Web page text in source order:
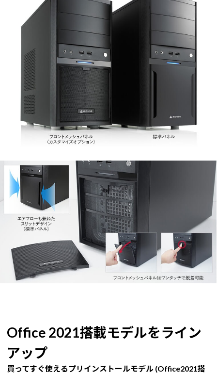
Office 2021搭載モデルをライン
アップ
買ってすぐ使えるプリインストールモデル (Office2021搭